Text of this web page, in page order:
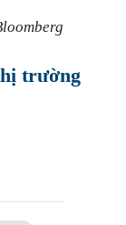
trường